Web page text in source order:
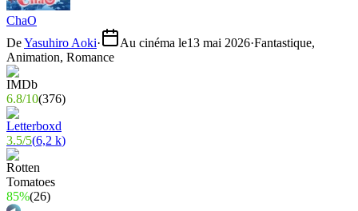
ChaO
DeYasuhiro Aoki· Au cinéma le13 mai 2026·Fantastique,
Animation, Romance
6.8/10(376)
3.5/5(6,2 k)
85%(26)